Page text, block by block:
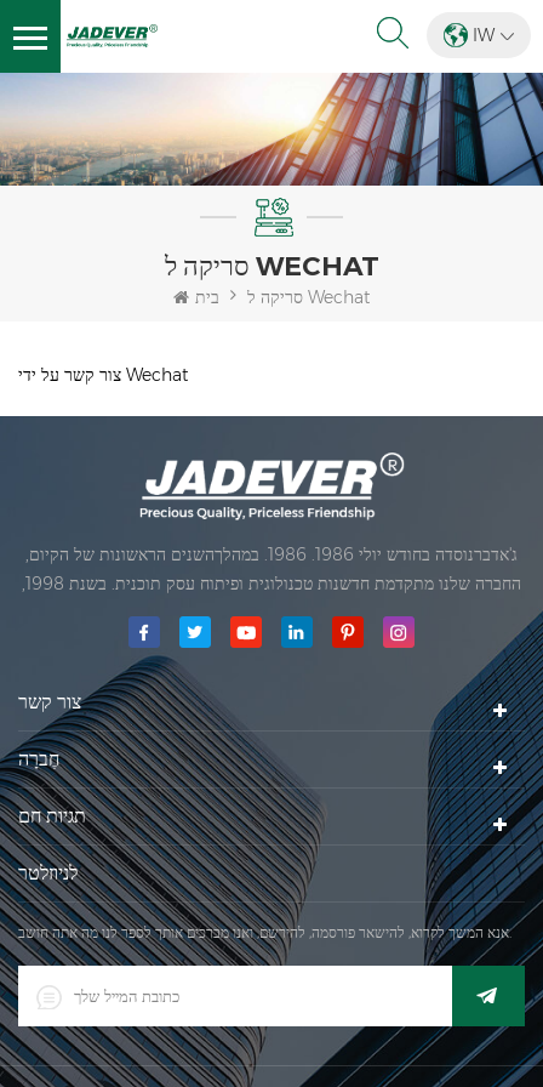
IW
סריקה ל WECHAT
בית סריקה ל Wechat
צור קשר על ידי Wechat
ג'אדברנוסדה בחודש יולי 1986. 1986. במהלךהשנים הראשונות של הקיום,
החברה שלנו מתקדמת חדשנות טכנולוגית ופיתוח עסק תוכנית. בשנת 1998,
החברה שלנו השיגה את המטרה האיכותי, כאשר הראשון של המוצרים שלנו
ג'אדברסולם ושות 'בע"מהיה
צור קשר
חֶברָה
תגיות חם
לניוזלטר
אנא המשך לקרוא, להישאר פורסמה, להירשם, ואנו מברכים אותך לספר לנו מה אתה חושב.